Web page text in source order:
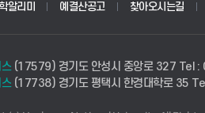
알리미 예결산공고 찾아오시는길
(17579) 경기도 안성시 중앙로 327 Tel
(17738) 경기도 평택시 한경대학로 35